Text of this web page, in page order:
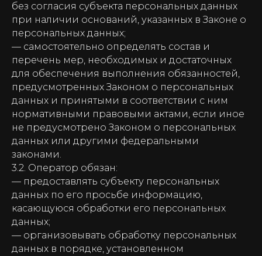
без согласия субъекта персональных данных
при наличии оснований, указанных в Законе о
персональных данных;
— самостоятельно определять состав и
перечень мер, необходимых и достаточных
для обеспечения выполнения обязанностей,
предусмотренных Законом о персональных
данных и принятыми в соответствии с ним
нормативными правовыми актами, если иное
не предусмотрено Законом о персональных
данных или другими федеральными
законами.
3.2. Оператор обязан:
— предоставлять субъекту персональных
данных по его просьбе информацию,
касающуюся обработки его персональных
данных;
— организовывать обработку персональных
данных в порядке, установленном